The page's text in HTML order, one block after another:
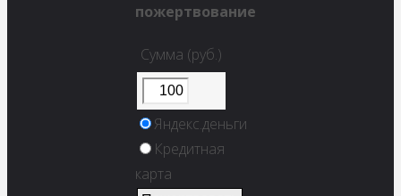
пожертвование
Сумма (руб.)
Яндекс.деньги
Кредитная
карта